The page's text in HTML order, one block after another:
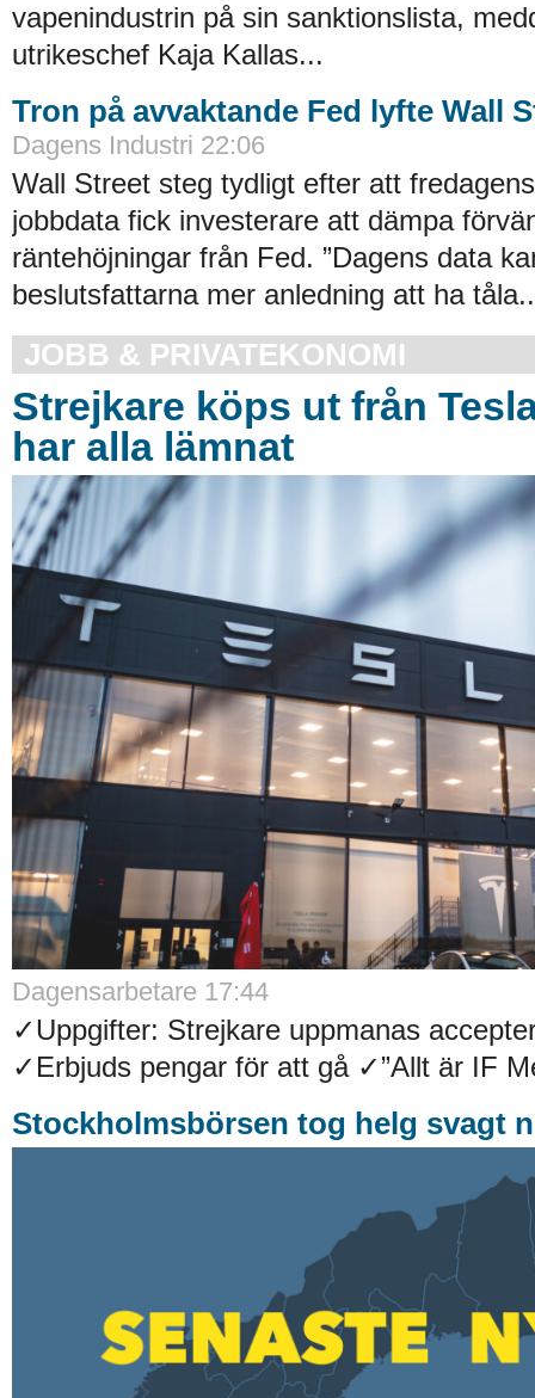
vapenindustrin på sin sanktionslista,
utrikeschef Kaja Kallas...
Tron på avvaktande Fed lyfte Wall
Dagens Industri 22:06
Wall Street steg tydligt efter att
jobbdata fick investerare att dämpa
räntehöjningar från Fed. ”Dagens data
beslutsfattarna mer anledning att ha tåla..
JOBB & PRIVATEKONOMI
Strejkare köps ut från
har alla lämnat
Dagensarbetare 17:44
✓Uppgifter: Strejkare uppmanas
✓Erbjuds pengar för att gå ✓”Allt är IF
Stockholmsbörsen tog helg svagt